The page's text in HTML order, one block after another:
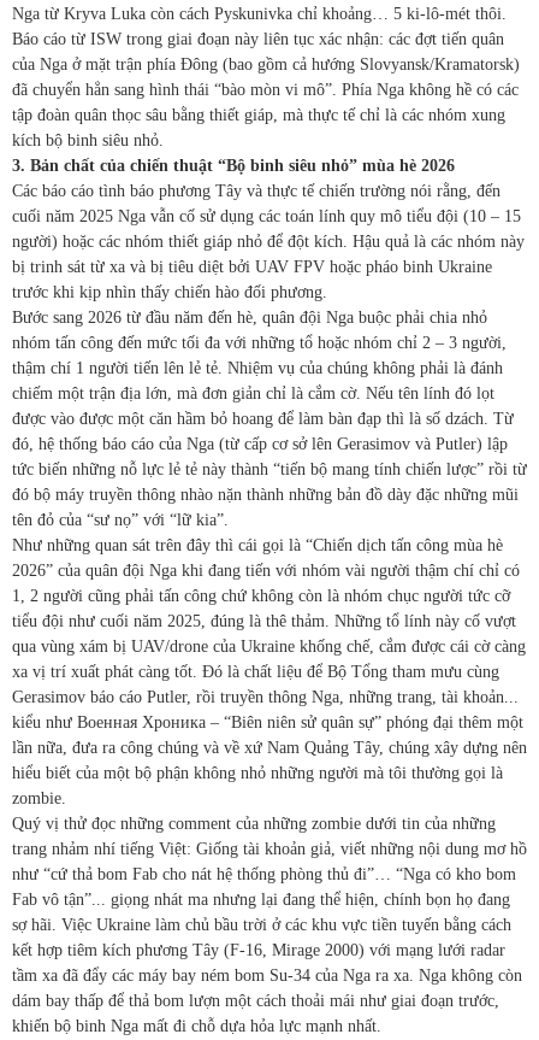
Nga từ Kryva Luka còn cách Pyskunivka chỉ khoảng… 5 ki-lô-mét thôi.
Báo cáo từ ISW trong giai đoạn này liên tục xác nhận: các đợt tiến quân
của Nga ở mặt trận phía Đông (bao gồm cả hướng Slovyansk/Kramatorsk)
đã chuyển hẳn sang hình thái “bào mòn vi mô”. Phía Nga không hề có các
tập đoàn quân thọc sâu bằng thiết giáp, mà thực tế chỉ là các nhóm xung
kích bộ binh siêu nhỏ.
3. Bản chất của chiến thuật “Bộ binh siêu nhỏ” mùa hè 2026
Các báo cáo tình báo phương Tây và thực tế chiến trường nói rằng, đến
cuối năm 2025 Nga vẫn cố sử dụng các toán lính quy mô tiểu đội (10 – 15
người) hoặc các nhóm thiết giáp nhỏ để đột kích. Hậu quả là các nhóm này
bị trinh sát từ xa và bị tiêu diệt bởi UAV FPV hoặc pháo binh Ukraine
trước khi kịp nhìn thấy chiến hào đối phương.
Bước sang 2026 từ đầu năm đến hè, quân đội Nga buộc phải chia nhỏ
nhóm tấn công đến mức tối đa với những tổ hoặc nhóm chỉ 2 – 3 người,
thậm chí 1 người tiến lên lẻ tẻ. Nhiệm vụ của chúng không phải là đánh
chiếm một trận địa lớn, mà đơn giản chỉ là cắm cờ. Nếu tên lính đó lọt
được vào được một căn hầm bỏ hoang để làm bàn đạp thì là số dzách. Từ
đó, hệ thống báo cáo của Nga (từ cấp cơ sở lên Gerasimov và Putler) lập
tức biến những nỗ lực lẻ tẻ này thành “tiến bộ mang tính chiến lược” rồi từ
đó bộ máy truyền thông nhào nặn thành những bản đồ dày đặc những mũi
tên đỏ của “sư nọ” với “lữ kia”.
Như những quan sát trên đây thì cái gọi là “Chiến dịch tấn công mùa hè
2026” của quân đội Nga khi đang tiến với nhóm vài người thậm chí chỉ có
1, 2 người cũng phải tấn công chứ không còn là nhóm chục người tức cỡ
tiểu đội như cuối năm 2025, đúng là thê thảm. Những tổ lính này cố vượt
qua vùng xám bị UAV/drone của Ukraine khống chế, cắm được cái cờ càng
xa vị trí xuất phát càng tốt. Đó là chất liệu để Bộ Tổng tham mưu cùng
Gerasimov báo cáo Putler, rồi truyền thông Nga, những trang, tài khoản...
kiểu như Военная Хроника – “Biên niên sử quân sự” phóng đại thêm một
lần nữa, đưa ra công chúng và về xứ Nam Quảng Tây, chúng xây dựng nên
hiểu biết của một bộ phận không nhỏ những người mà tôi thường gọi là
zombie.
Quý vị thử đọc những comment của những zombie dưới tin của những
trang nhảm nhí tiếng Việt: Giống tài khoản giả, viết những nội dung mơ hồ
như “cứ thả bom Fab cho nát hệ thống phòng thủ đi”… “Nga có kho bom
Fab vô tận”... giọng nhát ma nhưng lại đang thể hiện, chính bọn họ đang
sợ hãi. Việc Ukraine làm chủ bầu trời ở các khu vực tiền tuyến bằng cách
kết hợp tiêm kích phương Tây (F-16, Mirage 2000) với mạng lưới radar
tầm xa đã đẩy các máy bay ném bom Su-34 của Nga ra xa. Nga không còn
dám bay thấp để thả bom lượn một cách thoải mái như giai đoạn trước,
khiến bộ binh Nga mất đi chỗ dựa hỏa lực mạnh nhất.